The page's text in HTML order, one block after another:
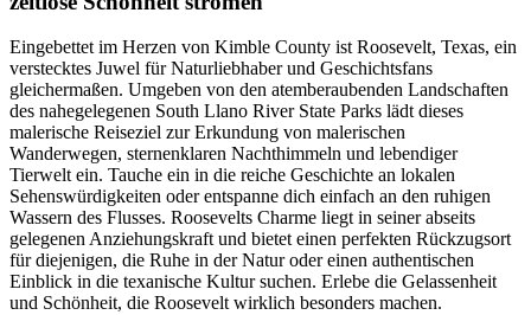
Eingebettet im Herzen von Kimble County ist Roosevelt, Texas, ein
verstecktes Juwel für Naturliebhaber und Geschichtsfans
gleichermaßen. Umgeben von den atemberaubenden Landschaften
des nahegelegenen South Llano River State Parks lädt dieses
malerische Reiseziel zur Erkundung von malerischen
Wanderwegen, sternenklaren Nachthimmeln und lebendiger
Tierwelt ein. Tauche ein in die reiche Geschichte an lokalen
Sehenswürdigkeiten oder entspanne dich einfach an den ruhigen
Wassern des Flusses. Roosevelts Charme liegt in seiner abseits
gelegenen Anziehungskraft und bietet einen perfekten Rückzugsort
für diejenigen, die Ruhe in der Natur oder einen authentischen
Einblick in die texanische Kultur suchen. Erlebe die Gelassenheit
und Schönheit, die Roosevelt wirklich besonders machen.